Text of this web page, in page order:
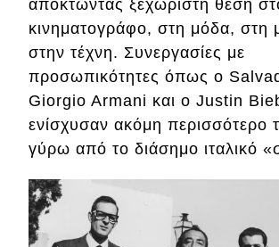
αποκτώντας ξεχωριστή θέση
κινηματογράφο, στη μόδα, στη
στην τέχνη. Συνεργασίες με
προσωπικότητες όπως ο
Giorgio Armani και ο Justin
ενίσχυσαν ακόμη περισσότερο
γύρω από το διάσημο ιταλικό